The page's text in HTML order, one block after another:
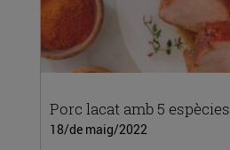
Porc lacat amb 5 espècies
18/de maig/2022